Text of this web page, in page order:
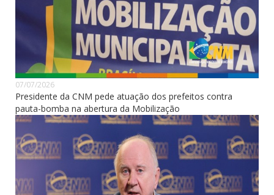
07/07/2026
Presidente da CNM pede atuação dos prefeitos contra
pauta-bomba na abertura da Mobilização